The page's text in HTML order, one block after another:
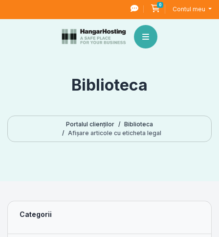
0Coș de cumpărături
Contul meu
Biblioteca
Portalul clienților
Biblioteca
Afișare articole cu eticheta legal
Categorii